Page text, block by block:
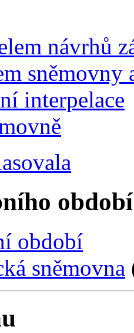
návrhů
interpelace
období
období
sněmovna